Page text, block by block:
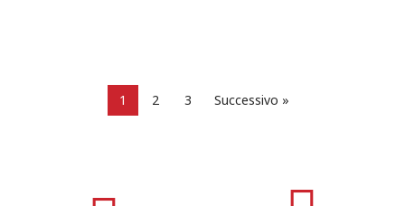
1 2 3 Successivo »